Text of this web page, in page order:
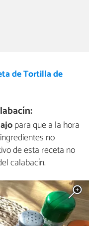
de Tortilla de
para que a la hora
no
de esta receta no
calabacín.